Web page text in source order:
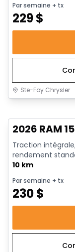
Par semaine + tx
229$
Ste-Foy Chrysler
2026 RAM
Traction
rendement
10 km
Par semaine + tx
230$